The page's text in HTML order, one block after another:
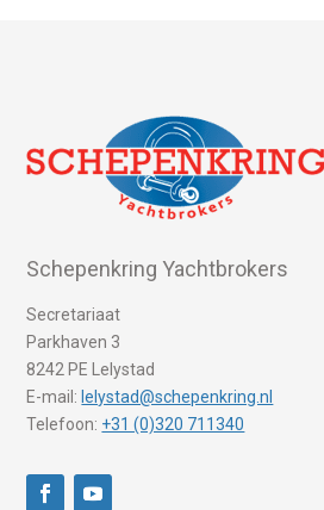
Schepenkring Yachtbrokers
Secretariaat
Parkhaven 3
8242 PE Lelystad
E-mail: lelystad@schepenkring.nl
Telefoon: +31 (0)320 711340